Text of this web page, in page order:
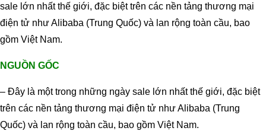
sale lớn nhất thế giới, đặc biệt trên các nền tảng thương mại
điện tử như Alibaba (Trung Quốc) và lan rộng toàn cầu, bao
gồm Việt Nam.
NGUỒN GỐC
– Đây là một trong những ngày sale lớn nhất thế giới, đặc biệt
trên các nền tảng thương mại điện tử như Alibaba (Trung
Quốc) và lan rộng toàn cầu, bao gồm Việt Nam.